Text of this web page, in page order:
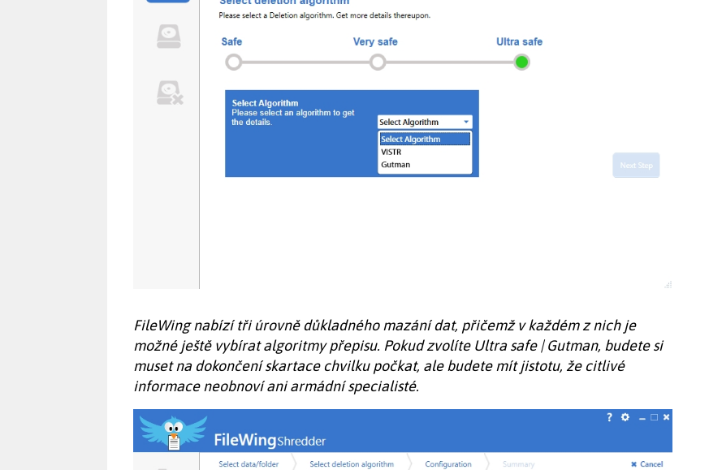
FileWing nabízí tři úrovně důkladného mazání dat, přičemž v každém z nich je
možné ještě vybírat algoritmy přepisu. Pokud zvolíte Ultra safe | Gutman, budete si
muset na dokončení skartace chvilku počkat, ale budete mít jistotu, že citlivé
informace neobnoví ani armádní specialisté.